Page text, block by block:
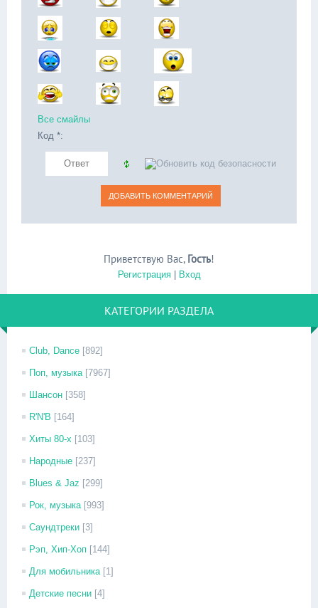
Все смайлы
Код *:
Приветствую Вас, Гость!
Регистрация| Вход
КАТЕГОРИИ РАЗДЕЛА
Club, Dance [892]
Поп, музыка [7967]
Шансон [358]
R'N'B [164]
Хиты 80-х [103]
Народные [237]
Blues & Jaz [299]
Рок, музыка [993]
Саундтреки [3]
Рэп, Хип-Хоп [144]
Для мобильника [1]
Детские песни [4]